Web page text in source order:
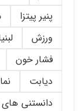
پنیر پیتزا
ورزش
فشار خون
دیابت
دانستنی